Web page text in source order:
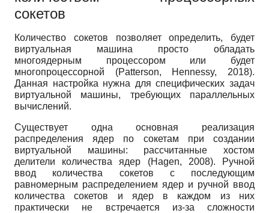
сокетов
Количество сокетов позволяет определить, будет
виртуальная машина просто обладать
многоядерным процессором или будет
многопроцессорной (Patterson, Hennessy, 2018).
Данная настройка нужна для специфических задач
виртуальной машины, требующих параллельных
вычислений.
Существует одна основная реализация
распределения ядер по сокетам при создании
виртуальной машины: рассчитанные хостом
делители количества ядер (Hagen, 2008). Ручной
ввод количества сокетов с последующим
равномерным распределением ядер и ручной ввод
количества сокетов и ядер в каждом из них
практически не встречается из-за сложности